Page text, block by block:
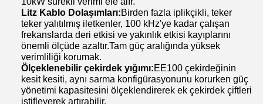
Litz Kablo Dolaşımları:Birden fazla iplikçikli, teker
teker yalıtılmış iletkenler, 100 kHz'ye kadar çalışan
frekanslarda deri etkisi ve yakınlık etkisi kayıplarını
önemli ölçüde azaltır.Tam güç aralığında yüksek
verimliliği korumak.
Ölçeklenebilir çekirdek yığımı:EE100 çekirdeğinin
kesit kesiti, aynı sarma konfigürasyonunu korurken güç
yönetimi kapasitesini ölçeklendirerek ek çekirdek çiftleri
istifleyerek artırabilir.